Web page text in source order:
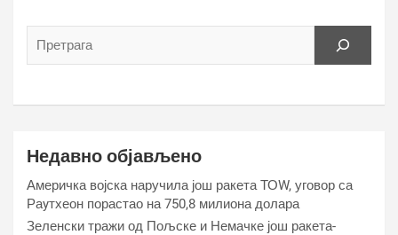
Недавно објављено
Америчка војска наручила још ракета ТОW, уговор са
Раyтхеон порастао на 750,8 милиона долара
Зеленски тражи од Пољске и Немачке још ракета-